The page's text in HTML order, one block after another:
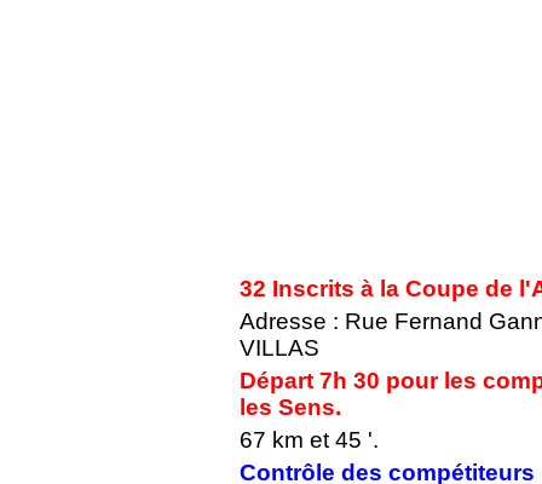
32 Inscrits à la Coupe de
Adresse : Rue Fernand
VILLAS
Départ 7h 30 pour les
les Sens.
67 km et 45 '.
Contrôle des compétiteurs